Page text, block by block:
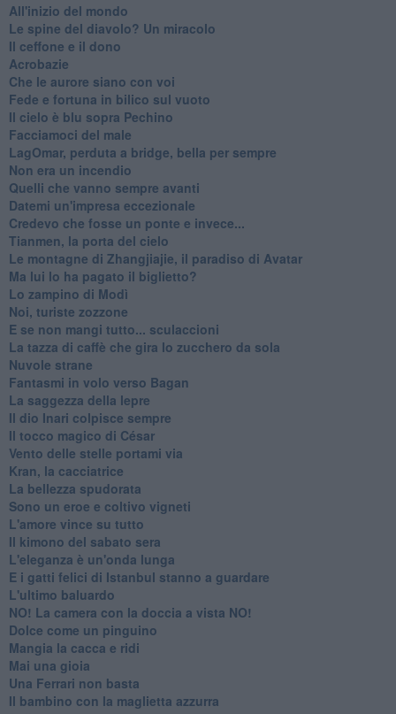
All'inizio del mondo
Le spine del diavolo? Un miracolo
Il ceffone e il dono
Acrobazie
Che le aurore siano con voi
Fede e fortuna in bilico sul vuoto
Il cielo è blu sopra Pechino
Facciamoci del male
LagOmar, perduta a bridge, bella per sempre
Non era un incendio
Quelli che vanno sempre avanti
Datemi un'impresa eccezionale
Credevo che fosse un ponte e invece...
Tianmen, la porta del cielo
Le montagne di Zhangjiajie, il paradiso di Avatar
Ma lui lo ha pagato il biglietto?
Lo zampino di Modì
Noi, turiste zozzone
E se non mangi tutto... sculaccioni
La tazza di caffè che gira lo zucchero da sola
Nuvole strane
Fantasmi in volo verso Bagan
La saggezza della lepre
Il dio Inari colpisce sempre
Il tocco magico di César
Vento delle stelle portami via
Kran, la cacciatrice
La bellezza spudorata
Sono un eroe e coltivo vigneti
L'amore vince su tutto
Il kimono del sabato sera
L'eleganza è un'onda lunga
E i gatti felici di Istanbul stanno a guardare
L'ultimo baluardo
NO! La camera con la doccia a vista NO!
Dolce come un pinguino
Mangia la cacca e ridi
Mai una gioia
Una Ferrari non basta
Il bambino con la maglietta azzurra